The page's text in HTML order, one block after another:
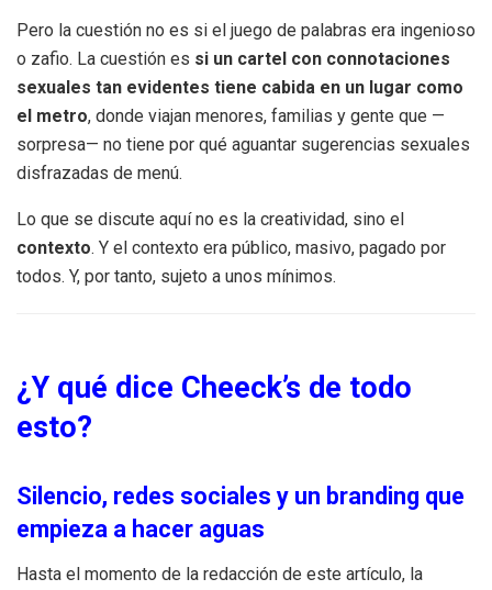
Pero la cuestión no es si el juego de palabras era ingenioso
o zafio. La cuestión es si un cartel con connotaciones
sexuales tan evidentes tiene cabida en un lugar como
el metro, donde viajan menores, familias y gente que —
sorpresa— no tiene por qué aguantar sugerencias sexuales
disfrazadas de menú.
Lo que se discute aquí no es la creatividad, sino el
contexto. Y el contexto era público, masivo, pagado por
todos. Y, por tanto, sujeto a unos mínimos.
¿Y qué dice Cheeck’s de todo
esto?
Silencio, redes sociales y un branding que
empieza a hacer aguas
Hasta el momento de la redacción de este artículo, la